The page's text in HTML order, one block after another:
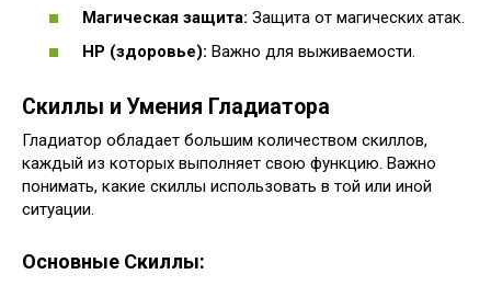
Магическая защита: Защита от магических атак.
HP (здоровье): Важно для выживаемости.
Скиллы и Умения Гладиатора
Гладиатор обладает большим количеством скиллов,
каждый из которых выполняет свою функцию. Важно
понимать, какие скиллы использовать в той или иной
ситуации.
Основные Скиллы: